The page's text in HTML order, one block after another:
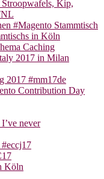
Kip,
#Magento Stammtisch
in Köln
Caching
2017 in Milan
2017 #mm17de
Contribution Day
never
#eccj17
Köln